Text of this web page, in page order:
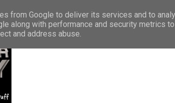
CONTACT SITEMAP
from Google to deliver its services and to
along with performance and security metrics
and address abuse.